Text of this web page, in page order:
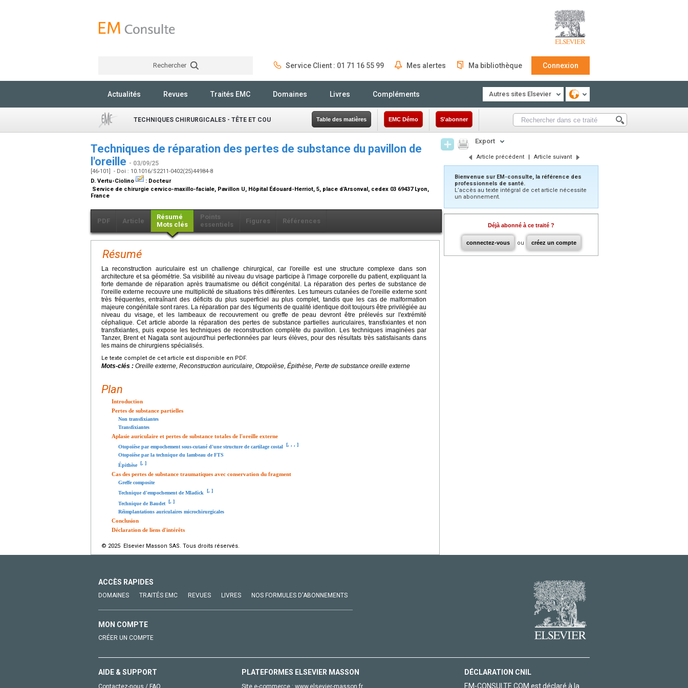
Rechercher Service Client : 01 71 16 55 99 Mes alertes Ma bibliothèque Connexion
Actualités Revues Traités EMC Domaines Livres Compléments Autres sites Elsevier
TECHNIQUES CHIRURGICALES - TÊTE ET COU Table des matières EMC Démo S'abonner
Techniques de réparation des pertes de substance du pavillon de
l'oreille - 03/09/25
[46-101] - Doi : 10.1016/S2211-0402(25)44984-8
D. Vertu-Ciolino
: Docteur
Service de chirurgie cervico-maxillo-faciale, Pavillon U, Hôpital Édouard-Herriot, 5, place d'Arsonval, cedex 03 69437 Lyon,
France
PDF Article
Résumé
Mots clés
Points
essentiels
Figures Références
Résumé
La reconstruction auriculaire est un challenge chirurgical, car l'oreille est une structure complexe dans son
architecture et sa géométrie. Sa visibilité au niveau du visage participe à l'image corporelle du patient, expliquant la
forte demande de réparation après traumatisme ou déficit congénital. La réparation des pertes de substance de
l'oreille externe recouvre une multiplicité de situations très différentes. Les tumeurs cutanées de l'oreille externe sont
très fréquentes, entraînant des déficits du plus superficiel au plus complet, tandis que les cas de malformation
majeure congénitale sont rares. La réparation par des téguments de qualité identique doit toujours être privilégiée au
niveau du visage, et les lambeaux de recouvrement ou greffe de peau devront être prélevés sur l'extrémité
céphalique. Cet article aborde la réparation des pertes de substance partielles auriculaires, transfixiantes et non
transfixiantes, puis expose les techniques de reconstruction complète du pavillon. Les techniques imaginées par
Tanzer, Brent et Nagata sont aujourd'hui perfectionnées par leurs élèves, pour des résultats très satisfaisants dans
les mains de chirurgiens spécialisés.
Le texte complet de cet article est disponible en PDF.
Mots-clés : Oreille externe, Reconstruction auriculaire, Otopoïèse, Épithèse, Perte de substance oreille externe
Plan
Introduction
Pertes de substance partielles
Non transfixiantes
Transfixiantes
Aplasie auriculaire et pertes de substance totales de l'oreille externe
Otopoïèse par empochement sous-cutané d'une structure de cartilage costal [, , , ]
Otopoïèse par la technique du lambeau de FTS
Épithèse [, ]
Cas des pertes de substance traumatiques avec conservation du fragment
Greffe composite
Technique d'empochement de Mladick [, ]
Technique de Baudet [, ]
Réimplantations auriculaires microchirurgicales
Conclusion
Déclaration de liens d'intérêts
© 2025 Elsevier Masson SAS. Tous droits réservés.
Export
Article précédent | Article suivant
Bienvenue sur EM-consulte, la référence des
professionnels de santé.
L’accès au texte intégral de cet article nécessite
un abonnement.
Déjà abonné à ce traité ?
connectez-vous ou créez un compte
ACCÈS RAPIDES
DOMAINES TRAITÉS EMC REVUES LIVRES NOS FORMULES D'ABONNEMENTS
MON COMPTE
CRÉER UN COMPTE
AIDE & SUPPORT
Contactez-nous / FAQ
PLATEFORMES ELSEVIER MASSON
Site e-commerce : www.elsevier-masson.fr
DÉCLARATION CNIL
EM-CONSULTE.COM est déclaré à la